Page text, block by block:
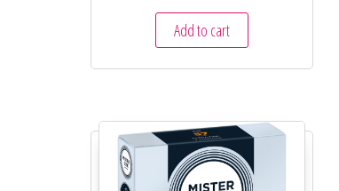
Add to cart